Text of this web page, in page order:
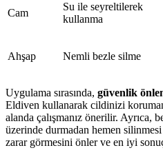
Cam
Su ile seyreltilerek
kullanma
Ahşap Nemli bezle silme
Uygulama sırasında, güvenlik
Eldiven kullanarak cildinizi
alanda çalışmanız önerilir. Ayrıca,
üzerinde durmadan hemen
zarar görmesini önler ve en iyi